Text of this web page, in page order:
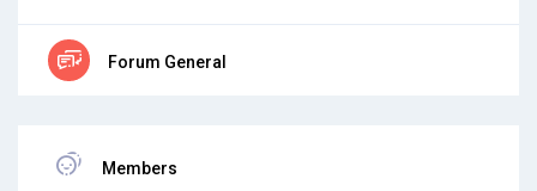
Forum General
Members